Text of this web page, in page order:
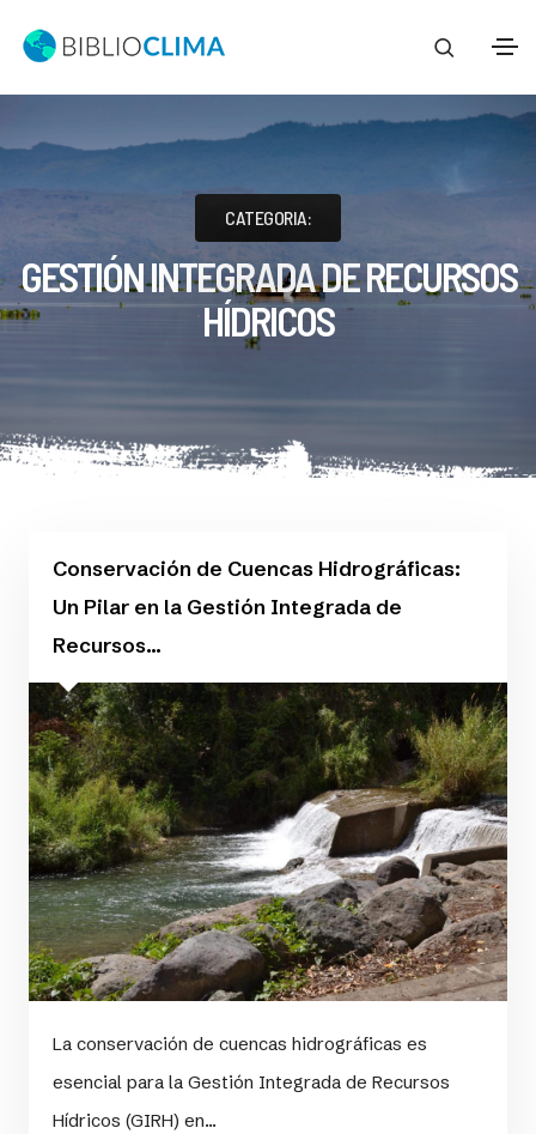
CATEGORIA:
GESTIÓN INTEGRADA DE RECURSOS
HÍDRICOS
Conservación de Cuencas Hidrográficas:
Un Pilar en la Gestión Integrada de
Recursos...
La conservación de cuencas hidrográficas es
esencial para la Gestión Integrada de Recursos
Hídricos (GIRH) en...